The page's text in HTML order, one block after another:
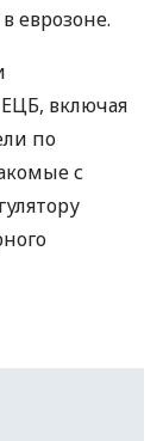
еврозоне.
ЕЦБ, включая
по
с